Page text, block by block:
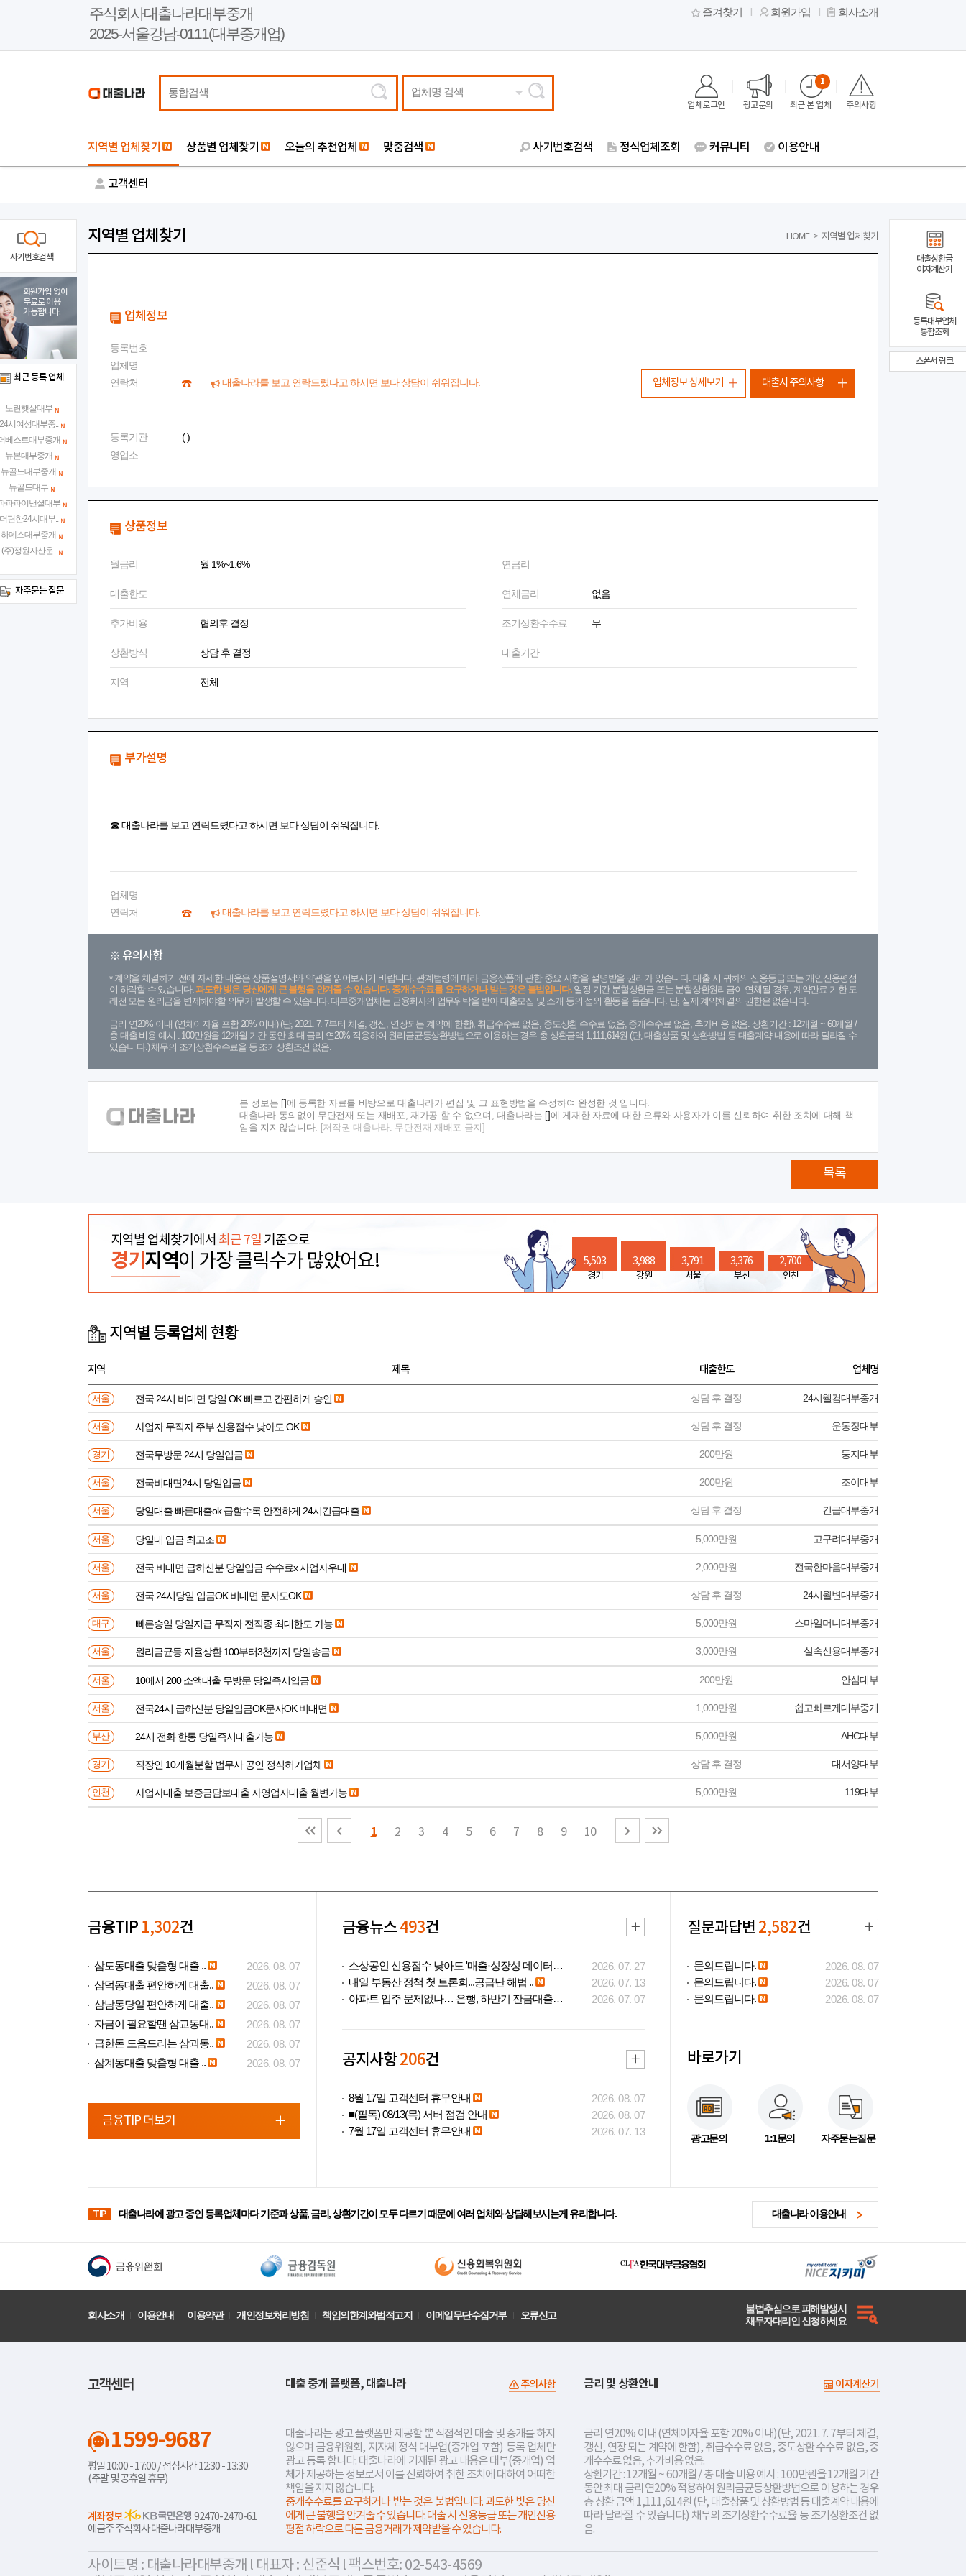
주식회사대출나라대부중개
2025-서울강남-0111(대부중개업)
즐겨찾기 회원가입 회사소개
업체명 검색
업체로그인 광고문의 최근 본 업체
1
주의사항
지역별 업체찾기 상품별 업체찾기 오늘의 추천업체 맞춤검색 사기번호검색 정식업체조회 커뮤니티 이용안내
고객센터
지역별 업체찾기 HOME > 지역별 업체찾기
업체정보
등록번호
업체명
연락처
대출나라를 보고 연락드렸다고 하시면 보다 상담이 쉬워집니다.
등록기관
( )
영업소
업체정보 상세보기 대출시 주의사항
상품정보
월금리 월 1%~1.6% 연금리
대출한도 연체금리 없음
추가비용 협의후 결정 조기상환수수료 무
상환방식 상담 후 결정 대출기간
지역 전체
부가설명
☎ 대출나라를 보고 연락드렸다고 하시면 보다 상담이 쉬워집니다.
업체명
연락처
대출나라를 보고 연락드렸다고 하시면 보다 상담이 쉬워집니다.
※ 유의사항
계약을 체결하기 전에 자세한 내용은 상품설명서와 약관을 읽어보시기 바랍니다. 관계법령에 따라 금융상품에 관한 중요 사항을 설명받을 권리가 있습니다. 대출 시 귀하의 신용등급 또는 개인신용평점
이 하락할 수 있습니다.과도한 빚은 당신에게 큰 불행을 안겨줄 수 있습니다. 중개수수료를 요구하거나 받는 것은 불법입니다.일정 기간 분할상환금 또는 분할상환원리금이 연체될 경우, 계약만료 기한 도
래전 모든 원리금을 변제해야할 의무가 발생할 수 있습니다. 대부중개업체는 금융회사의 업무위탁을 받아 대출모집 및 소개 등의 섭외 활동을 돕습니다. 단, 실제 계약체결의 권한은 없습니다.
금리 연20% 이내 (연체이자율 포함 20% 이내) (단, 2021. 7. 7부터 체결, 갱신, 연장되는 계약에 한함), 취급수수료 없음, 중도상환 수수료 없음, 중개수수료 없음, 추가비용 없음. 상환기간 : 12개월 ~ 60개월 /
총 대출 비용 예시 : 100만원을 12개월 기간 동안 최대 금리 연20% 적용하여 원리금균등상환방법으로 이용하는 경우 총 상환금액 1,111,614원 (단, 대출상품 및 상환방법 등 대출계약 내용에 따라 달라질 수
있습니 다.) 채무의 조기상환수수료율 등 조기상환조건 없음.
본 정보는
에 등록한 자료를 바탕으로 대출나라가 편집 및 그 표현방법을 수정하여 완성한 것 입니다.
대출나라 동의없이 무단전재 또는 재배포, 재가공 할 수 없으며, 대출나라는
에 게재한 자료에 대한 오류와 사용자가 이를 신뢰하여 취한 조치에 대해 책
임을 지지않습니다.
[저작권 대출나라. 무단전재-재배포 금지]
목록
지역별 업체찾기에서 최근 7일 기준으로
경기 지역이 가장 클릭수가 많았어요! 5,503
경기
3,988
강원
3,791
서울
3,376
부산
2,700
인천
지역별 등록업체 현황
지역 제목 대출한도 업체명
서울 전국 24시 비대면 당일 OK 빠르고 간편하게 승인 상담 후 결정 24시웰컴대부중개
서울 사업자 무직자 주부 신용점수 낮아도 OK 상담 후 결정 운동장대부
경기 전국무방문 24시 당일입금 200만원 둥지대부
서울 전국비대면24시 당일입금 200만원 조이대부
서울 당일대출 빠른대출ok 급할수록 안전하게 24시긴급대출 상담 후 결정 긴급대부중개
서울 당일내 입금 최고조 5,000만원 고구려대부중개
서울 전국 비대면 급하신분 당일입금 수수료x 사업자우대 2,000만원 전국한마음대부중개
서울 전국 24시당일 입금OK 비대면 문자도OK 상담 후 결정 24시월변대부중개
대구 빠른승일 당일지급 무직자 전직종 최대한도 가능 5,000만원 스마일머니대부중개
서울 원리금균등 자율상환 100부터3천까지 당일송금 3,000만원 실속신용대부중개
서울 10에서 200 소액대출 무방문 당일즉시입금 200만원 안심대부
서울 전국24시 급하신분 당일입금OK문자OK 비대면 1,000만원 쉽고빠르게대부중개
부산 24시 전화 한통 당일즉시대출가능 5,000만원 AHC대부
경기 직장인 10개월분할 법무사 공인 정식허가업체 상담 후 결정 대서양대부
인천 사업자대출 보증금담보대출 자영업자대출 월변가능 5,000만원 119대부
1 2 3 4 5 6 7 8 9 10
사기번호검색
회원가입 없이
무료로 이용
가능합니다.
최근 등록 업체
노란햇살대부
시여성대부중..
베스트대부중개
뉴본대부중개
뉴골드대부중개
뉴골드대부
파파이낸셜대부
편한24시대부..
하데스대부중개
(주)정원자산운..
자주묻는 질문
대출상환금
이자계산기
등록대부업체
통합조회
스폰서 링크
금융TIP 1,302건
삼도동대출 맞춤형 대출 ..
2026. 08. 07
삼덕동대출 편안하게 대출..
2026. 08. 07
삼남동당일 편안하게 대출..
2026. 08. 07
자금이 필요할땐 삼교동대..
2026. 08. 07
급한돈 도움드리는 삼괴동..
2026. 08. 07
삼계동대출 맞춤형 대출 ..
2026. 08. 07
금융TIP 더보기
금융뉴스493건
소상공인 신용점수 낮아도 '매출·성장성 데이터..
2026. 07. 27
내일 부동산 정책 첫 토론회...공급난 해법 ..
2026. 07. 13
아파트 입주 문제없나… 은행, 하반기 잔금대출..
2026. 07. 07
공지사항206건
8월 17일 고객센터 휴무안내
2026. 08. 07
■(필독) 08/13(목) 서버 점검 안내
2026. 08. 07
7월 17일 고객센터 휴무안내
2026. 07. 13
질문과답변 2,582건
문의드립니다.
2026. 08. 07
문의드립니다.
2026. 08. 07
문의드립니다.
2026. 08. 07
바로가기
광고문의 1:1문의 자주묻는질문
TIP 대출나라에 광고 중인 등록업체마다 기준과 상품, 금리, 상환기간이 모두 다르기 때문에 여러 업체와 상담해보시는게 유리합니다. 대출나라 이용안내
회사소개 이용안내 이용약관 개인정보처리방침 책임의한계와법적고지 이메일무단수집거부 오류신고
불법추심으로 피해발생시
채무자대리인 신청하세요
고객센터
1599-9687
평일 10:00 - 17:00 / 점심시간 12:30 - 13:30
(주말 및 공휴일 휴무)
계좌정보
92470-2470-61
예금주 주식회사 대출나라대부중개
대출 중개 플랫폼, 대출나라 주의사항
대출나라는 광고 플랫폼만 제공할 뿐 직접적인 대출 및 중개를 하지
않으며 금융위원회, 지자체 정식 대부업(중개업 포함) 등록 업체만
광고 등록 합니다. 대출나라에 기재된 광고 내용은 대부(중개업) 업
체가 제공하는 정보로서 이를 신뢰하여 취한 조치에 대하여 어떠한
책임을 지지 않습니다.
중개수수료를 요구하거나 받는 것은 불법입니다. 과도한 빚은 당신
에게 큰 불행을 안겨줄 수 있습니다. 대출 시 신용등급 또는 개인신용
평점 하락으로 다른 금융거래가 제약받을 수 있습니다.
금리 및 상환안내 이자계산기
금리 연20% 이내 (연체이자율 포함 20% 이내)(단, 2021. 7. 7부터 체결,
갱신, 연장 되는 계약에 한함), 취급수수료 없음, 중도상환 수수료 없음, 중
개수수료 없음, 추가비용 없음.
상환기간 : 12개월 ~ 60개월 / 총 대출 비용 예시 : 100만원을 12개월 기간
동안 최대 금리 연20% 적용하여 원리금균등상환방법으로 이용하는 경우
총 상환 금액 1,111,614원 (단, 대출상품 및 상환방법 등 대출계약 내용에
따라 달라질 수 있습니다.) 채무의 조기상환수수료율 등 조기상환조건 없
음.
사이트명 : 대출나라대부중개 l 대표자 : 신준식 l 팩스번호: 02-543-4569